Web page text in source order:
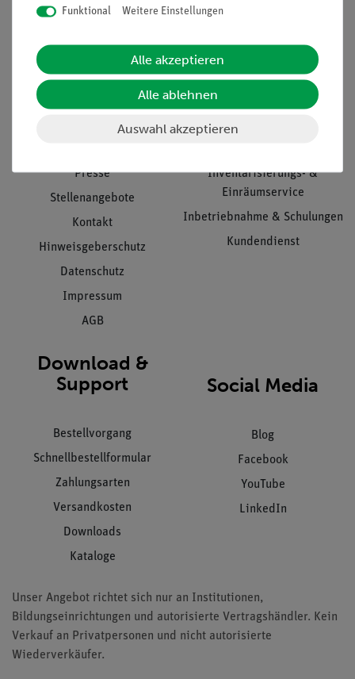
Informationen
Unternehmen
Presse
Stellenangebote
Kontakt
Hinweisgeberschutz
Datenschutz
Impressum
AGB
Service
Übersicht Service
Inventarisierungs- &
Einräumservice
Inbetriebnahme & Schulungen
Kundendienst
Download &
Support
Bestellvorgang
Schnellbestellformular
Zahlungsarten
Versandkosten
Downloads
Kataloge
Social Media
Blog
Facebook
YouTube
LinkedIn
Unser Angebot richtet sich nur an Institutionen,
Bildungseinrichtungen und autorisierte Vertragshändler. Kein
Verkauf an Privatpersonen und nicht autorisierte
Wiederverkäufer.
Funktional Weitere Einstellungen
Alle akzeptieren
Alle ablehnen
Auswahl akzeptieren